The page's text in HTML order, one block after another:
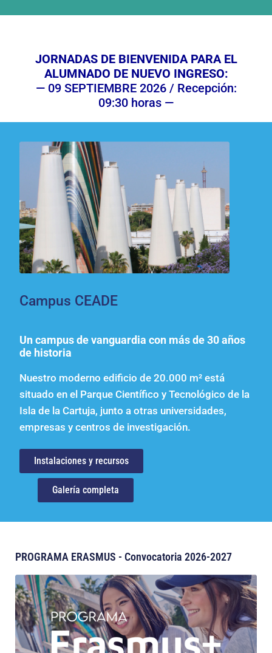
JORNADAS DE BIENVENIDA PARA EL
ALUMNADO DE NUEVO INGRESO:
— 09 SEPTIEMBRE 2026 / Recepción:
09:30 horas —
Campus CEADE
Un campus de vanguardia con más de 30 años
de historia
Nuestro moderno edificio de 20.000 m² está
situado en el Parque Científico y Tecnológico de la
Isla de la Cartuja, junto a otras universidades,
empresas y centros de investigación.
Instalaciones y recursos
Galería completa
PROGRAMA ERASMUS - Convocatoria 2026-2027